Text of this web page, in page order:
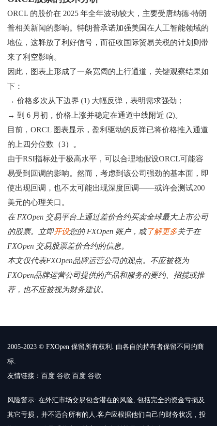
ORCL 的股价在 2025 年全年波动较大，主要受唐纳德·特朗
普相关新闻的影响。特朗普承诺加强美国在人工智能领域的
地位，这释放了利好信号，而征收国际贸易关税的计划则带
来了利空影响。
因此，图表上形成了一条宽阔的上行通道，关键观察结果如
下：
→ 价格多次从下边界 (1) 大幅反弹，表明需求强劲；
→ 到 6 月初，价格上涨并稳定在通道中线附近 (2)。
目前，ORCL 图表显示，盈利驱动的反弹已将价格推入通道
的上四分位数（3）。
由于RSI指标处于极高水平，可以合理地假设ORCL可能容
易受到回调的影响。然而，考虑到该公司强劲的基本面，即
使出现回调，也不太可能出现深度回调——或许会测试200
美元的心理关口。
在 FXOpen 交易平台上通过差价合约买卖全球最大上市公司
的股票。立即开设您的 FXOpen 账户，或了解更多关于在
FXOpen 交易股票差价合约的信息。
本文仅代表FXOpen品牌运营公司的观点。不应被视为
FXOpen品牌运营公司提供的产品和服务的要约、招揽或推
荐，也不应被视为财务建议。
2005-2023 © FXOpen 保留所有权利. 由各自的持有者保留不同的商
标.
友情链接： 百度 谷歌 百度 谷歌
风险警示: 在外汇市场交易包含潜在的风险, 包括完全的资金亏损及
其它亏损，并不适合所有的人.客户应根据他们自己的财务状况，投